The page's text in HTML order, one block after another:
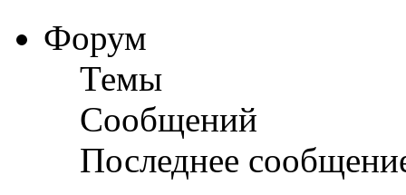
Форум
Темы
Сообщений
Последнее